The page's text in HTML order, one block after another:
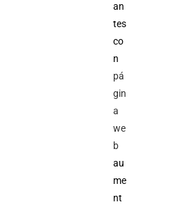
an
tes
co
n
pá
gin
a
we
b
au
me
nt